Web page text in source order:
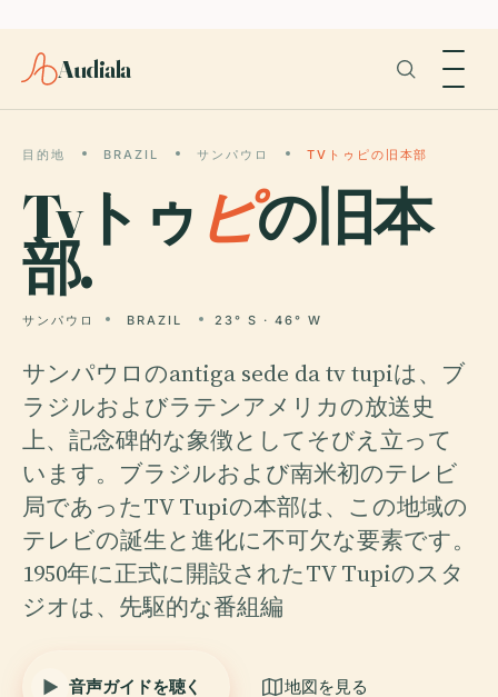
Audiala
目的地 BRAZIL サンパウロ TVトゥピの旧本部
Tvトゥ ピの旧本
部.
サンパウロ BRAZIL 23° S · 46° W
サンパウロのantiga sede da tv tupiは、ブ
ラジルおよびラテンアメリカの放送史
上、記念碑的な象徴としてそびえ立って
います。ブラジルおよび南米初のテレビ
局であったTV Tupiの本部は、この地域の
テレビの誕生と進化に不可欠な要素です。
1950年に正式に開設されたTV Tupiのスタ
ジオは、先駆的な番組編
音声ガイドを聴く 地図を見る